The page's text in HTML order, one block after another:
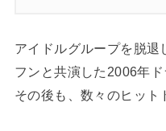
アイドルグループを脱退
フンと共演した2006年
その後も、数々のヒット